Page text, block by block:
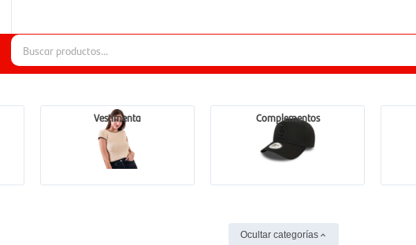
Vestimenta Complementos
Ocultar categorías